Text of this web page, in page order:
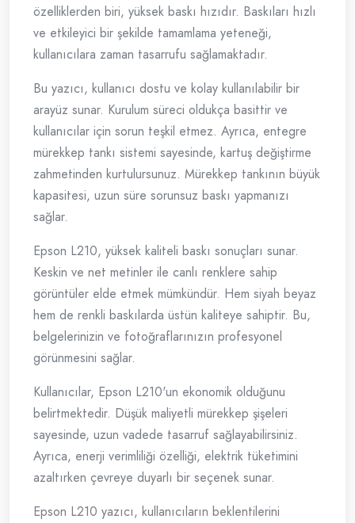
özelliklerden biri, yüksek baskı hızıdır. Baskıları hızlı
ve etkileyici bir şekilde tamamlama yeteneği,
kullanıcılara zaman tasarrufu sağlamaktadır.
Bu yazıcı, kullanıcı dostu ve kolay kullanılabilir bir
arayüz sunar. Kurulum süreci oldukça basittir ve
kullanıcılar için sorun teşkil etmez. Ayrıca, entegre
mürekkep tankı sistemi sayesinde, kartuş değiştirme
zahmetinden kurtulursunuz. Mürekkep tankının büyük
kapasitesi, uzun süre sorunsuz baskı yapmanızı
sağlar.
Epson L210, yüksek kaliteli baskı sonuçları sunar.
Keskin ve net metinler ile canlı renklere sahip
görüntüler elde etmek mümkündür. Hem siyah beyaz
hem de renkli baskılarda üstün kaliteye sahiptir. Bu,
belgelerinizin ve fotoğraflarınızın profesyonel
görünmesini sağlar.
Kullanıcılar, Epson L210'un ekonomik olduğunu
belirtmektedir. Düşük maliyetli mürekkep şişeleri
sayesinde, uzun vadede tasarruf sağlayabilirsiniz.
Ayrıca, enerji verimliliği özelliği, elektrik tüketimini
azaltırken çevreye duyarlı bir seçenek sunar.
Epson L210 yazıcı, kullanıcıların beklentilerini